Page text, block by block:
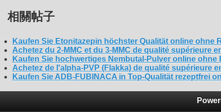
相關帖子
Kaufen Sie Etonitazepin höchster Qualität online ohne
Achetez du 2-MMC et du 3-MMC de qualité supérieure
Kaufen Sie hochwertiges Nembutal-Pulver online ohne
Achetez de l'alpha-PVP (Flakka) de qualité supérieure
Kaufen Sie ADB-FUBINACA in Top-Qualität rezeptfrei